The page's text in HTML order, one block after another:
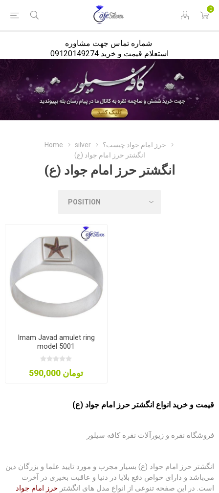
0
استعلام قیمت و خرید 09120149274
Home silver
حرز امام جواد چیست؟
انگشتر حرز امام جواد (ع)
انگشتر حرز امام جواد (ع)
Imam Javad amulet ring
model 5001
590,000 تومان
قیمت و خرید انواع انگشتر حرز امام جواد (ع)
فروشگاه نقره و زیورآلات نقره کافه سیلور
انگشتر حرز امام جواد (ع) بسیار مجرب و مورد تایید علما و بزرگان دین
می‌باشد و دارای خواص دفع بلایا در دنیا و عاقبت بخیری در آخرت
است. در این صفحه تنوعی از انواع مدل های انگشتر حرز امام جواد